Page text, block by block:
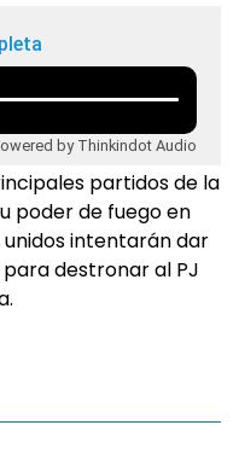
by Thinkindot Audio
partidos de la
poder de fuego en
unidos intentarán dar
destronar al PJ